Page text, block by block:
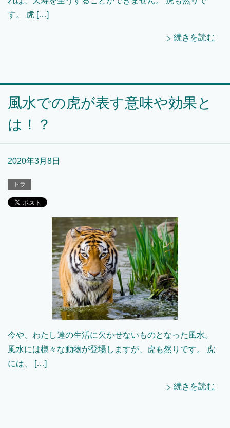
す。 虎 […]
続きを読む
風水での虎が表す意味や効果と
は！？
2020年3月8日
トラ
今や、わたし達の生活に欠かせないものとなった風水。
風水には様々な動物が登場しますが、虎も然りです。 虎
には、 […]
続きを読む